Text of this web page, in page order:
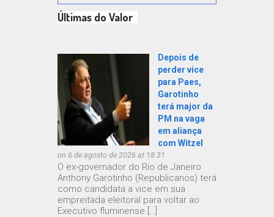
Últimas do Valor
Depois de
perder vice
para Paes,
Garotinho
terá major da
PM na vaga
em aliança
com Witzel
on 6 de agosto de 2026 at 18:31
O ex-governador do Rio de Janeiro
Anthony Garotinho (Republicanos) terá
como candidata a vice em sua
empreitada eleitoral para voltar ao
Executivo fluminense […]